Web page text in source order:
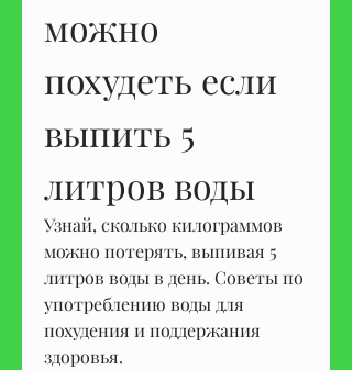
можно
похудеть если
выпить 5
литров воды
Узнай, сколько килограммов
можно потерять, выпивая 5
литров воды в день. Советы по
употреблению воды для
похудения и поддержания
здоровья.